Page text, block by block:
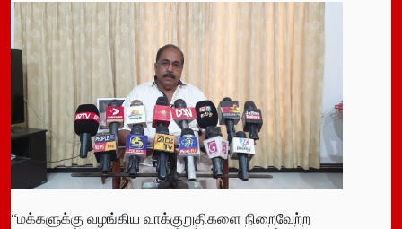
“மக்களுக்கு வழங்கிய வாக்குறுதிகளை நிறைவேற்ற